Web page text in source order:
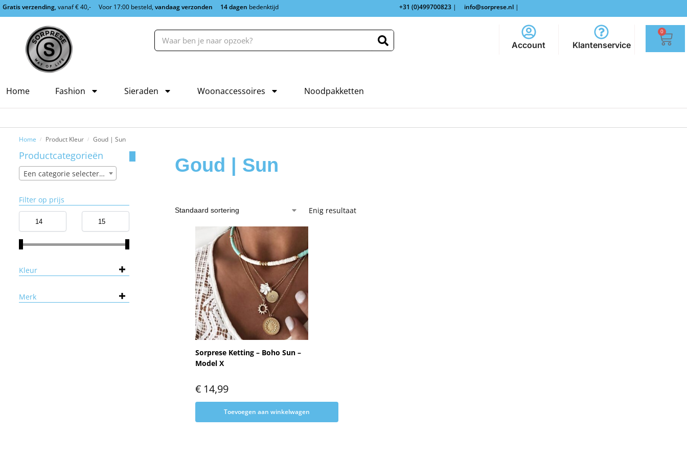
Gratis verzending, vanaf € 40,- Voor 17:00 besteld,vandaag verzonden 14 dagen bedenktijd +31 (0)499700823 | info@sorprese.nl |
Account Klantenservice
0
Home Fashion Sieraden Woonaccessoires Noodpakketten
Home / Product Kleur / Goud | Sun
Goud | Sun
Enig resultaat
Sorprese Ketting – Boho Sun –
Model X
€14,99
Toevoegen aan winkelwagen
Productcategorieën
Een categorie selecteren
Filter op prijs
Kleur
Merk